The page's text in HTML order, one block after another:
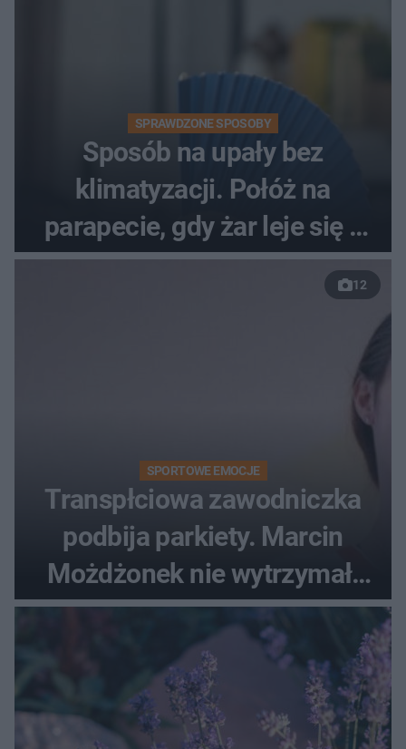
SPRAWDZONE SPOSOBY
Sposób na upały bez
klimatyzacji. Połóż na
parapecie, gdy żar leje się z
nieba
12
SPORTOWE EMOCJE
Transpłciowa zawodniczka
podbija parkiety. Marcin
Możdżonek nie wytrzymał:
"Skandaliczna sytuacja"